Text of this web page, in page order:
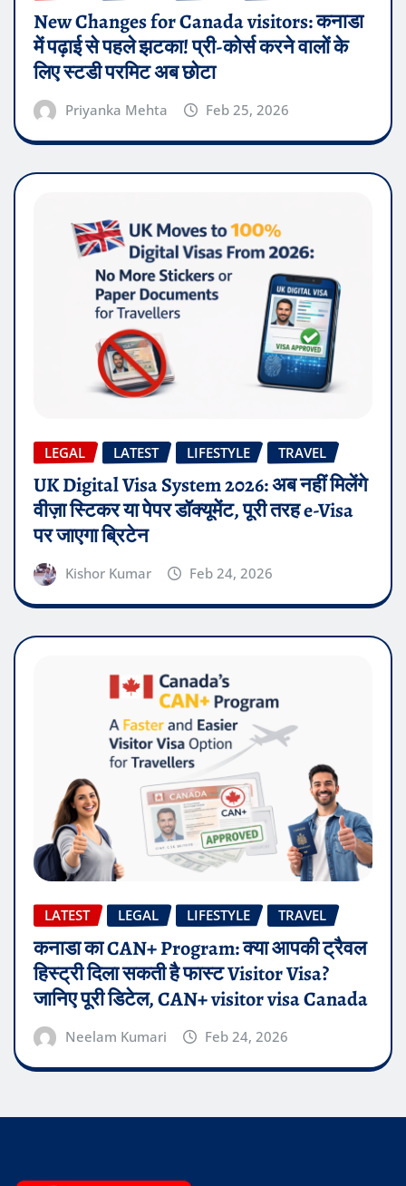
New Changes for Canada visitors: कनाडा
में पढ़ाई से पहले झटका! प्री-कोर्स करने वालों के
लिए स्टडी परमिट अब छोटा
Priyanka Mehta Feb 25, 2026
LEGAL LATEST LIFESTYLE TRAVEL
UK Digital Visa System 2026: अब नहीं मिलेंगे
वीज़ा स्टिकर या पेपर डॉक्यूमेंट, पूरी तरह e-Visa
पर जाएगा ब्रिटेन
Kishor Kumar Feb 24, 2026
LATEST LEGAL LIFESTYLE TRAVEL
कनाडा का CAN+ Program: क्या आपकी ट्रैवल
हिस्ट्री दिला सकती है फास्ट Visitor Visa?
जानिए पूरी डिटेल, CAN+ visitor visa Canada
Neelam Kumari Feb 24, 2026